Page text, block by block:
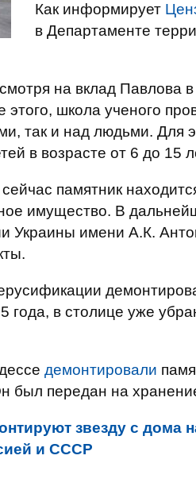
Как информирует
в Департаменте
на вклад Павлова
школа ученого
так и над людьми. Для
в возрасте от 6 до 15
памятник
имущество. В
Украины имени А.К.
года, в столице уже
демонтировали
был передан на
звезду с дома
и СССР